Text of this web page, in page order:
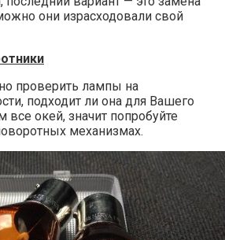
они израсходовали свой
проверить лампы на
подходит ли она для Вашего
все окей, значит попробуйте
механизмах.